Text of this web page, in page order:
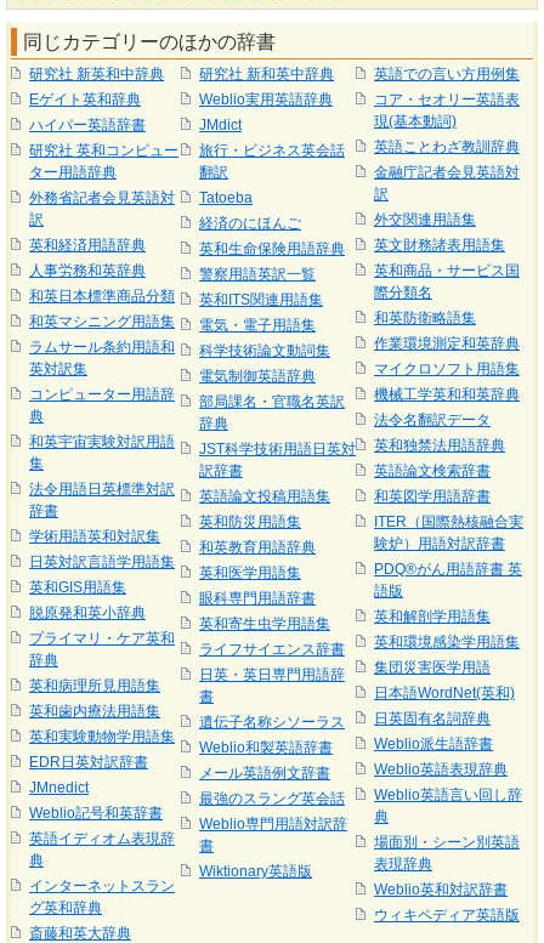
同じカテゴリーのほかの辞書
研究社 新英和中辞典
Eゲイト英和辞典
ハイパー英語辞書
研究社 英和コンピュー
ター用語辞典
外務省記者会見英語対
訳
英和経済用語辞典
人事労務和英辞典
和英日本標準商品分類
和英マシニング用語集
ラムサール条約用語和
英対訳集
コンピューター用語辞
典
和英宇宙実験対訳用語
集
法令用語日英標準対訳
辞書
学術用語英和対訳集
日英対訳言語学用語集
英和GIS用語集
脱原発和英小辞典
プライマリ・ケア英和
辞典
英和病理所見用語集
英和歯内療法用語集
英和実験動物学用語集
EDR日英対訳辞書
JMnedict
Weblio記号和英辞書
英語イディオム表現辞
典
インターネットスラン
グ英和辞典
斎藤和英大辞典
研究社 新和英中辞典
Weblio実用英語辞典
JMdict
旅行・ビジネス英会話
翻訳
Tatoeba
経済のにほんご
英和生命保険用語辞典
警察用語英訳一覧
英和ITS関連用語集
電気・電子用語集
科学技術論文動詞集
電気制御英語辞典
部局課名・官職名英訳
辞典
JST科学技術用語日英対
訳辞書
英語論文投稿用語集
英和防災用語集
和英教育用語辞典
英和医学用語集
眼科専門用語辞書
英和寄生虫学用語集
ライフサイエンス辞書
日英・英日専門用語辞
書
遺伝子名称シソーラス
Weblio和製英語辞書
メール英語例文辞書
最強のスラング英会話
Weblio専門用語対訳辞
書
Wiktionary英語版
英語での言い方用例集
コア・セオリー英語表
現(基本動詞)
英語ことわざ教訓辞典
金融庁記者会見英語対
訳
外交関連用語集
英文財務諸表用語集
英和商品・サービス国
際分類名
和英防衛略語集
作業環境測定和英辞典
マイクロソフト用語集
機械工学英和和英辞典
法令名翻訳データ
英和独禁法用語辞典
英語論文検索辞書
和英図学用語辞書
ITER（国際熱核融合実
験炉）用語対訳辞書
PDQ®がん用語辞書 英
語版
英和解剖学用語集
英和環境感染学用語集
集団災害医学用語
日本語WordNet(英和)
日英固有名詞辞典
Weblio派生語辞書
Weblio英語表現辞典
Weblio英語言い回し辞
典
場面別・シーン別英語
表現辞典
Weblio英和対訳辞書
ウィキペディア英語版